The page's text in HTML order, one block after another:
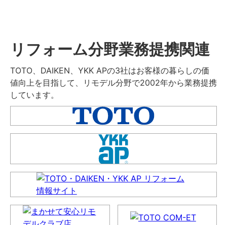
リフォーム分野業務提携関連
TOTO、DAIKEN、YKK APの3社はお客様の暮らしの価
値向上を目指して、リモデル分野で2002年から業務提携
しています。